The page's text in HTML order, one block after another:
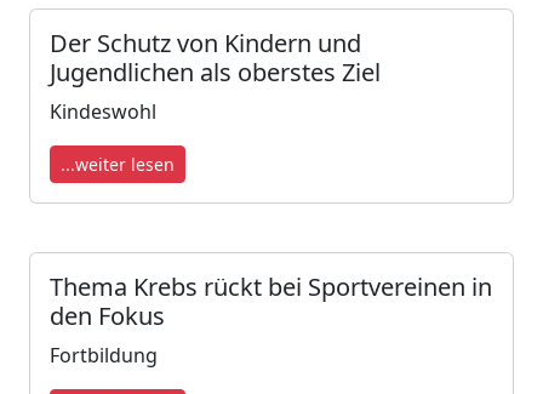
Der Schutz von Kindern und
Jugendlichen als oberstes Ziel
Kindeswohl
...weiter lesen
Thema Krebs rückt bei Sportvereinen in
den Fokus
Fortbildung